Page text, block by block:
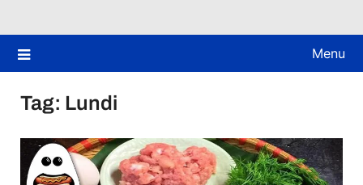
Menu
Tag: Lundi